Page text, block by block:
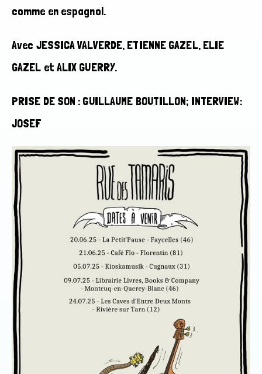
comme en espagnol.
Avec JESSICA VALVERDE, ETIENNE GAZEL, ELIE
GAZEL et ALIX GUERRY.
PRISE DE SON : GUILLAUME BOUTILLON; INTERVIEW:
JOSEF